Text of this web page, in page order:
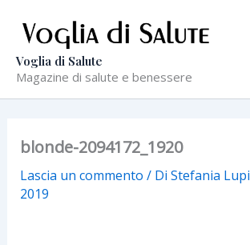
contenuto
Voglia di Salute
Magazine di salute e benessere
blonde-2094172_1920
Lascia un commento / Di Stefania Lupi
2019